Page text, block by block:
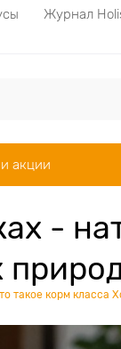
Журнал
акции
-
такое корм класса